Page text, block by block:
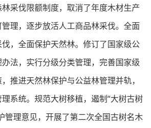
采伐限额制度，取消了年度木材生产
理，逐步放活人工商品林采伐。全面
，全面保护天然林。修订了国家级公
法，实行分级分类管理，完善国家级
推进天然林保护与公益林管理并轨，
系统。规范大树移植，遏制“大树古树
管理意见，开展了第二次全国古树名木